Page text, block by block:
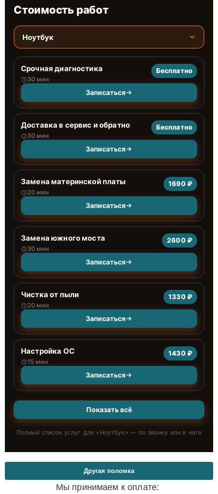
Стоимость работ
Ноутбук
Срочная диагностика
30 мин
Бесплатно
Записаться
Доставка в сервис и обратно
30 мин
Бесплатно
Записаться
Замена материнской платы
20 мин
1690 ₽
Записаться
Замена южного моста
30 мин
2600 ₽
Записаться
Чистка от пыли
20 мин
1330 ₽
Записаться
Настройка ОС
15 мин
1430 ₽
Записаться
Показать всё
Полный список услуг для « Ноутбук » — по звонку или в чате
Мы принимаем к оплате:
Другая поломка